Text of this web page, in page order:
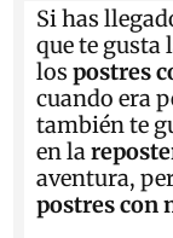
Si has
que te gusta
lospostres
cuando era
también te
en la
aventura,
postres con